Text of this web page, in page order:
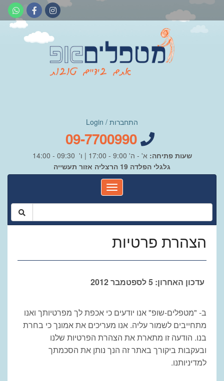
התחברות / Login
שעות פתיחה: א' - ה' 9:00 - 17:00 | ו' 09:30 - 14:00
גלגלי הפלדה 19 הרצליה אזור תעשייה
הצהרת פרטיות
עדכון האחרון: 5 לספטמבר 2012
ב- "מטפלים-שופ" אנו יודעים כי אכפת לך מפרטיותך ואנו
מתחייבים לשמור עליה. אנו מעריכים את אמונך כי בחרת
בנו. הודעה זו מתארת את הצהרת הפרטיות שלנו
ובעקבות ביקורך באתר זה הנך נותן את הסכמתך
למדיניותנו.